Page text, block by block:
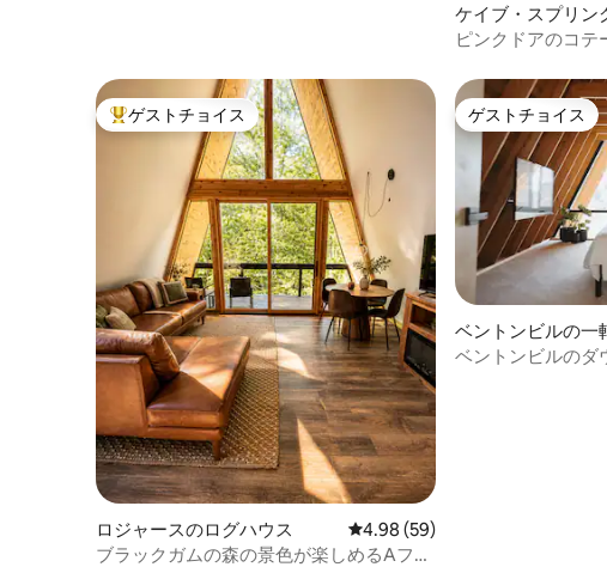
ケイブ・スプリン
ピンクドアのコテ
大好評のゲストチョイスです。
ゲストチョイス
ロジャースのログハウス レビュー59件、5つ星中4.98つ
4.98 (59)
ブラックガムの森の景色が楽しめるAフレ
ゲストチョイス
ゲストチョイス
ベントンビルの一
ベントンビルのダ